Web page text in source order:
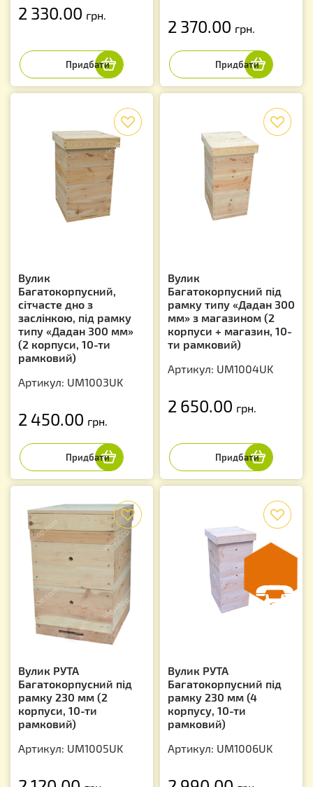
2 330.00 грн.
2 370.00 грн.
Вулик
Багатокорпусний,
сітчасте дно з
заслінкою, під рамку
типу «Дадан 300 мм»
(2 корпуси, 10-ти
рамковий)
Артикул: UM1003UK
2 450.00 грн.
Вулик
Багатокорпусний під
рамку типу «Дадан 300
мм» з магазином (2
корпуси + магазин, 10-
ти рамковий)
Артикул: UM1004UK
2 650.00 грн.
Вулик РУТА
Багатокорпусний під
рамку 230 мм (2
корпуси, 10-ти
рамковий)
Артикул: UM1005UK
Вулик РУТА
Багатокорпусний під
рамку 230 мм (4
корпусу, 10-ти
рамковий)
Артикул: UM1006UK